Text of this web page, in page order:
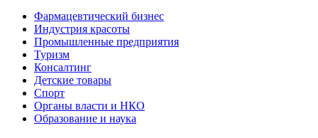
Фармацевтический бизнес
Индустрия красоты
Промышленные предприятия
Туризм
Консалтинг
Детские товары
Спорт
Органы власти и НКО
Образование и наука